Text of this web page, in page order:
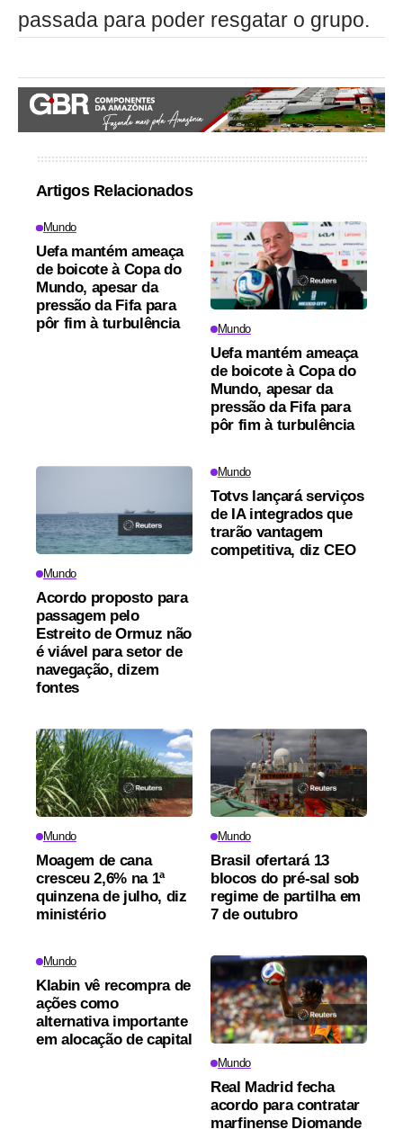
passada para poder resgatar o grupo.
Artigos Relacionados
Mundo
Uefa mantém ameaça
de boicote à Copa do
Mundo, apesar da
pressão da Fifa para
pôr fim à turbulência
Mundo
Uefa mantém ameaça
de boicote à Copa do
Mundo, apesar da
pressão da Fifa para
pôr fim à turbulência
Mundo
Acordo proposto para
passagem pelo
Estreito de Ormuz não
é viável para setor de
navegação, dizem
fontes
Mundo
Totvs lançará serviços
de IA integrados que
trarão vantagem
competitiva, diz CEO
Mundo
Moagem de cana
cresceu 2,6% na 1ª
quinzena de julho, diz
ministério
Mundo
Brasil ofertará 13
blocos do pré-sal sob
regime de partilha em
7 de outubro
Mundo
Klabin vê recompra de
ações como
alternativa importante
em alocação de capital
Mundo
Real Madrid fecha
acordo para contratar
marfinense Diomande